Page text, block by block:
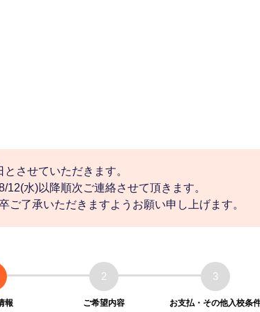
させていただきます。
水)以降順次ご連絡させて頂きます。
ご了承いただきますようお願い申し上げます。
報
2
ご希望内容
3
お支払・その他入校条